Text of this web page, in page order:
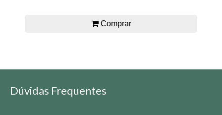
Comprar
Dúvidas Frequentes